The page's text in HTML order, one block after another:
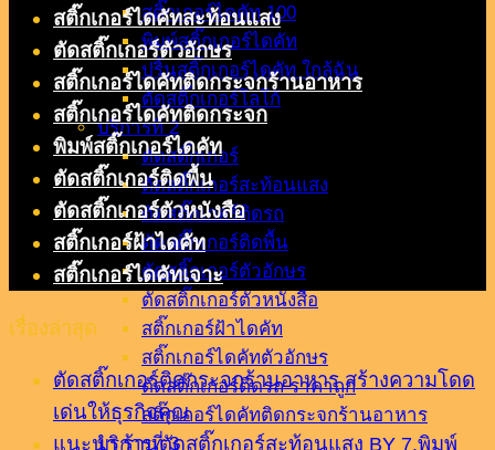
สติ๊กเกอร์ไดคัท 100
พิมพ์สติ๊กเกอร์ไดคัท
ปริ้นสติ๊กเกอร์ไดคัท ใกล้ฉัน
ตัดสติ๊กเกอร์โลโก้
บริการที่ 2
ตัดสติ๊กเกอร์
ตัดสติ๊กเกอร์สะท้อนแสง
ตัดสติ๊กเกอร์ติดรถ
ตัดสติ๊กเกอร์ติดพื้น
ตัดสติ๊กเกอร์ตัวอักษร
ตัดสติ๊กเกอร์ตัวหนังสือ
สติ๊กเกอร์ฝ้าไดคัท
สติ๊กเกอร์ไดคัทตัวอักษร
ตัดสติ๊กเกอร์ติดรถ ราคาถูก
สติ๊กเกอร์ไดคัทติดกระจกร้านอาหาร
บริการที่ 3
สติ๊กเกอร์ไดคัทสะท้อนแสง
ตัดสติ๊กเกอร์ตัวอักษร
สติ๊กเกอร์ไดคัทติดกระจกร้านอาหาร
สติ๊กเกอร์ไดคัทติดกระจก
พิมพ์สติ๊กเกอร์ไดคัท
ตัดสติ๊กเกอร์ติดพื้น
ตัดสติ๊กเกอร์ตัวหนังสือ
สติ๊กเกอร์ฝ้าไดคัท
สติ๊กเกอร์ไดคัทเจาะ
เรื่องล่าสุด
ตัดสติ๊กเกอร์ติดกระจกร้านอาหาร สร้างความโดด
เด่นให้ธุรกิจคุณ
แนะนำ ร้านตัดสติ๊กเกอร์สะท้อนแสง BY 7.พิมพ์